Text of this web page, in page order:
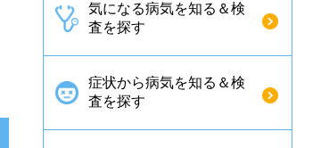
気になる病気を知る＆検
査を探す
症状から病気を知る＆検
査を探す